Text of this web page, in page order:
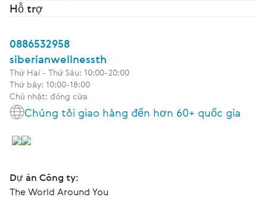
Hỗ trợ
0886532958
siberianwellnessth
Thứ Hai - Thứ Sáu: 10:00-20:00
Thứ bảy: 10:00-18:00
Chủ nhật: đóng cửa
Chúng tôi giao hàng đến hơn 60+ quốc gia
Dự án Công ty:
The World Around You